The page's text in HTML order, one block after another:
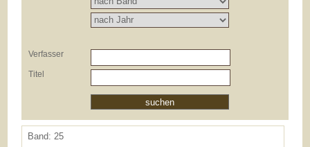
Verfasser
Titel
Band: 25